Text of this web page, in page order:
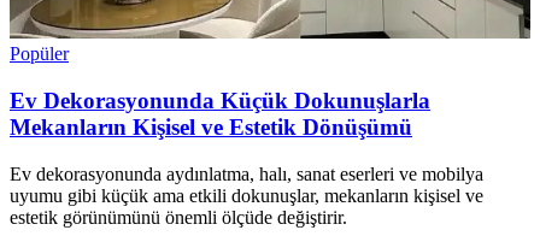
Popüler
Ev Dekorasyonunda Küçük Dokunuşlarla
Mekanların Kişisel ve Estetik Dönüşümü
Ev dekorasyonunda aydınlatma, halı, sanat eserleri ve mobilya
uyumu gibi küçük ama etkili dokunuşlar, mekanların kişisel ve
estetik görünümünü önemli ölçüde değiştirir.